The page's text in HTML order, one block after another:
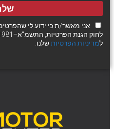
אני מאשר/ת כי ידוע לי
למדיניות הפרטיותשלנו.